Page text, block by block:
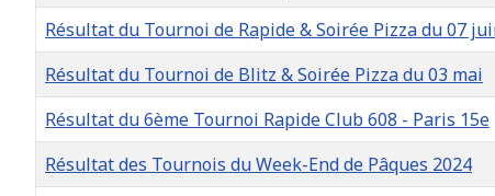
Résultat du Tournoi de Rapide & Soirée Pizza du 07
Résultat du Tournoi de Blitz & Soirée Pizza du 03 mai
Résultat du 6ème Tournoi Rapide Club 608 - Paris 15e
Résultat des Tournois du Week-End de Pâques 2024